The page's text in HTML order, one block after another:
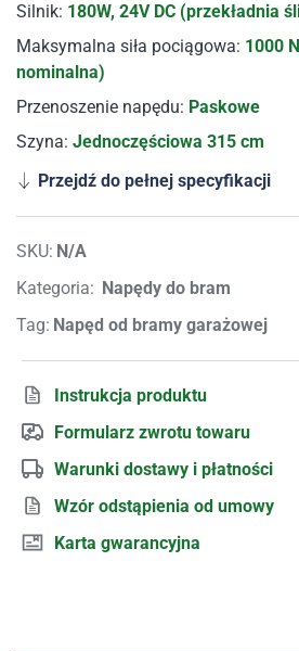
Silnik: 180W, 24V DC (przekładnia
Maksymalna siła pociągowa: 1000
nominalna)
Przenoszenie napędu: Paskowe
Szyna: Jednoczęściowa 315 cm
Przejdź do pełnej specyfikacji
SKU: N/A
Kategoria: Napędy do bram
Tag: Napęd od bramy garażowej
Instrukcja produktu
Formularz zwrotu towaru
Warunki dostawy i płatności
Wzór odstąpienia od umowy
Karta gwarancyjna